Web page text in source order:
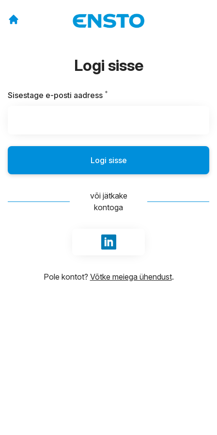
Logi sisse
Sisestage e-posti aadress *
Logi sisse
või jätkake
kontoga
Logige sisse LinkedIn abil
Pole kontot? Võtke meiega ühendust.